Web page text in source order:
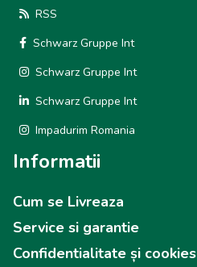
RSS
Schwarz Gruppe Int
Schwarz Gruppe Int
Schwarz Gruppe Int
Impadurim Romania
Informatii
Cum se Livreaza
Service si garantie
Confidentialitate și cookies